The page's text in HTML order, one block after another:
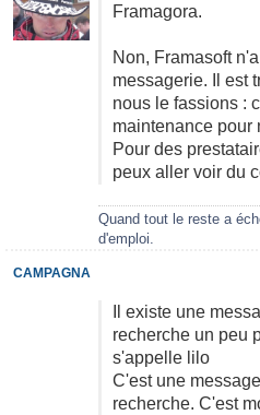
Framagora.
Non, Framasoft
messagerie. Il est
nous le fassions :
maintenance pour
Pour des
peux aller voir du
Quand tout le reste a
d'emploi.
Il existe une
recherche un peu
s'appelle lilo
C'est une
recherche. C'est
CAMPAGNA